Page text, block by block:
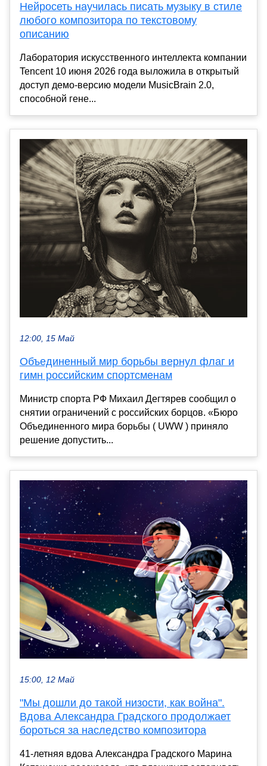
Нейросеть научилась писать музыку в стиле
любого композитора по текстовому
описанию
Лаборатория искусственного интеллекта компании
Tencent 10 июня 2026 года выложила в открытый
доступ демо-версию модели MusicBrain 2.0,
способной гене...
12:00, 15 Май
Объединенный мир борьбы вернул флаг и
гимн российским спортсменам
Министр спорта РФ Михаил Дегтярев сообщил о
снятии ограничений с российских борцов. «Бюро
Объединенного мира борьбы ( UWW ) приняло
решение допустить...
15:00, 12 Май
"Мы дошли до такой низости, как война".
Вдова Александра Градского продолжает
бороться за наследство композитора
41-летняя вдова Александра Градского Марина